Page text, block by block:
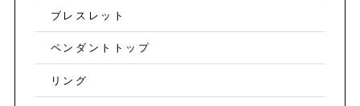
ブレスレット
ペンダントトップ
リング